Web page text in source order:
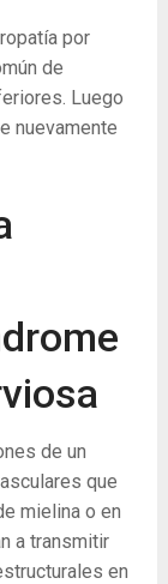
por
de
Luego
nuevamente
de un
que
mielina o en
a transmitir
en